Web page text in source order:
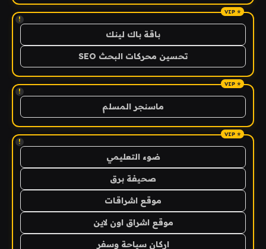
!
باقة باك لينك
تحسين محركات البحث SEO
!
ماسنجر المسلم
!
ضوء التعليمي
صحيفة برق
موقع اشراقات
موقع اشراق اون لاين
اركان سياحة وسفر